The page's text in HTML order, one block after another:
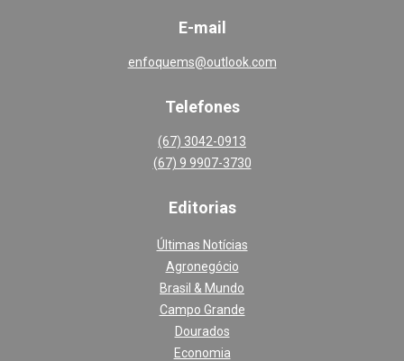
E-mail
enfoquems@outlook.com
Telefones
(67) 3042-0913
(67) 9 9907-3730
Editorias
Últimas Notícias
Agronegócio
Brasil & Mundo
Campo Grande
Dourados
Economia